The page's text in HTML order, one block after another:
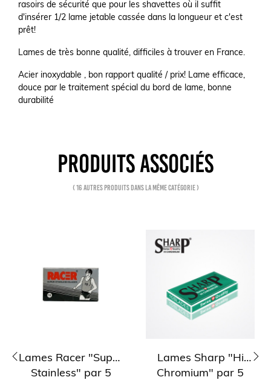
rasoirs de sécurité que pour les shavettes où il suffit
d'insérer 1/2 lame jetable cassée dans la longueur et c'est
prêt!
Lames de très bonne qualité, difficiles à trouver en France.
Acier inoxydable , bon rapport qualité / prix! Lame efficace,
douce par le traitement spécial du bord de lame, bonne
durabilité
PRODUITS ASSOCIÉS
( 16 autres produits dans la même catégorie )
Lames Racer "Super
Stainless" par 5
Lames Sharp "Hi
Chromium" par 5